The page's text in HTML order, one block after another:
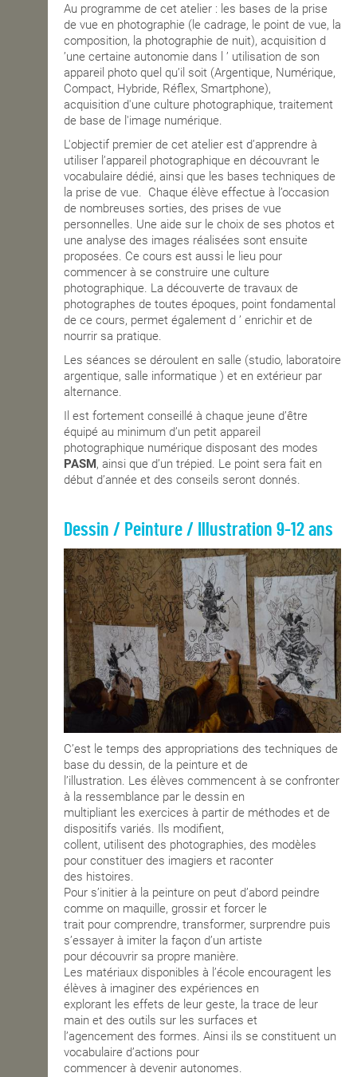
Au programme de cet atelier : les bases de la prise
de vue en photographie (le cadrage, le point de vue, la
composition, la photographie de nuit), acquisition d
ʼune certaine autonomie dans l ʼ utilisation de son
appareil photo quel qu’il soit (Argentique, Numérique,
Compact, Hybride, Réflex, Smartphone),
acquisition d'une culture photographique, traitement
de base de l'image numérique.
L'objectif premier de cet atelier est d’apprendre à
utiliser l’appareil photographique en découvrant le
vocabulaire dédié, ainsi que les bases techniques de
la prise de vue. Chaque élève effectue à l’occasion
de nombreuses sorties, des prises de vue
personnelles. Une aide sur le choix de ses photos et
une analyse des images réalisées sont ensuite
proposées. Ce cours est aussi le lieu pour
commencer à se construire une culture
photographique. La découverte de travaux de
photographes de toutes époques, point fondamental
de ce cours, permet également d ʼ enrichir et de
nourrir sa pratique.
Les séances se déroulent en salle (studio, laboratoire
argentique, salle informatique ) et en extérieur par
alternance.
Il est fortement conseillé à chaque jeune d’être
équipé au minimum d’un petit appareil
photographique numérique disposant des modes
PASM, ainsi que d’un trépied. Le point sera fait en
début d’année et des conseils seront donnés.
Dessin / Peinture / Illustration 9-12 ans
C’est le temps des appropriations des techniques de
base du dessin, de la peinture et de
l’illustration. Les élèves commencent à se confronter
à la ressemblance par le dessin en
multipliant les exercices à partir de méthodes et de
dispositifs variés. Ils modifient,
collent, utilisent des photographies, des modèles
pour constituer des imagiers et raconter
des histoires.
Pour s’initier à la peinture on peut d’abord peindre
comme on maquille, grossir et forcer le
trait pour comprendre, transformer, surprendre puis
s’essayer à imiter la façon d’un artiste
pour découvrir sa propre manière.
Les matériaux disponibles à l’école encouragent les
élèves à imaginer des expériences en
explorant les effets de leur geste, la trace de leur
main et des outils sur les surfaces et
l’agencement des formes. Ainsi ils se constituent un
vocabulaire d’actions pour
commencer à devenir autonomes.